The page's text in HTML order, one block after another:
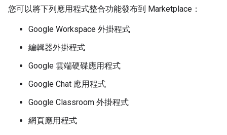
您可以將下列應用程式整合功能發布到 Marketplace：
Google Workspace 外掛程式
編輯器外掛程式
Google 雲端硬碟應用程式
Google Chat 應用程式
Google Classroom 外掛程式
網頁應用程式